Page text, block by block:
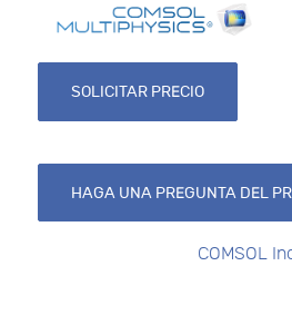
SOLICITAR PRECIO
HAGA UNA PREGUNTA DEL
COMSOL